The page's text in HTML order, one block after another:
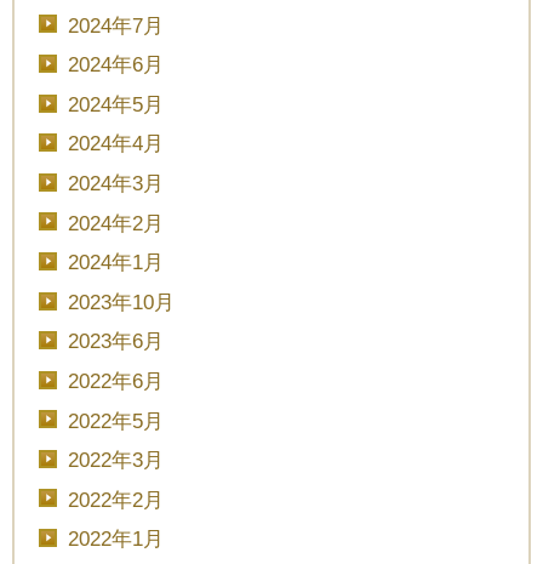
2024年7月
2024年6月
2024年5月
2024年4月
2024年3月
2024年2月
2024年1月
2023年10月
2023年6月
2022年6月
2022年5月
2022年3月
2022年2月
2022年1月